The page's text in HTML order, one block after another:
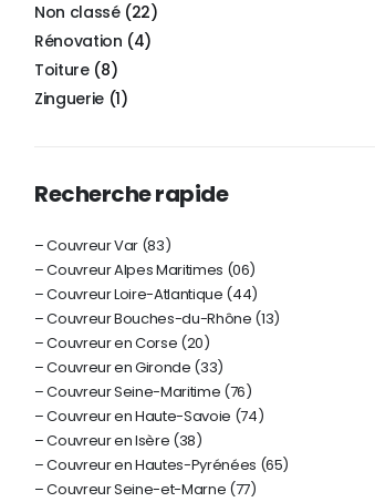
Non classé(22)
Rénovation (4)
Toiture(8)
Zinguerie(1)
Recherche rapide
–Couvreur Var (83)
– Couvreur Alpes Maritimes (06)
–Couvreur Loire-Atlantique (44)
–Couvreur Bouches-du-Rhône (13)
–Couvreur en Corse (20)
–Couvreur en Gironde (33)
–Couvreur Seine-Maritime (76)
–Couvreur en Haute-Savoie (74)
–Couvreur en Isère (38)
–Couvreur en Hautes-Pyrénées (65)
–Couvreur Seine-et-Marne (77)